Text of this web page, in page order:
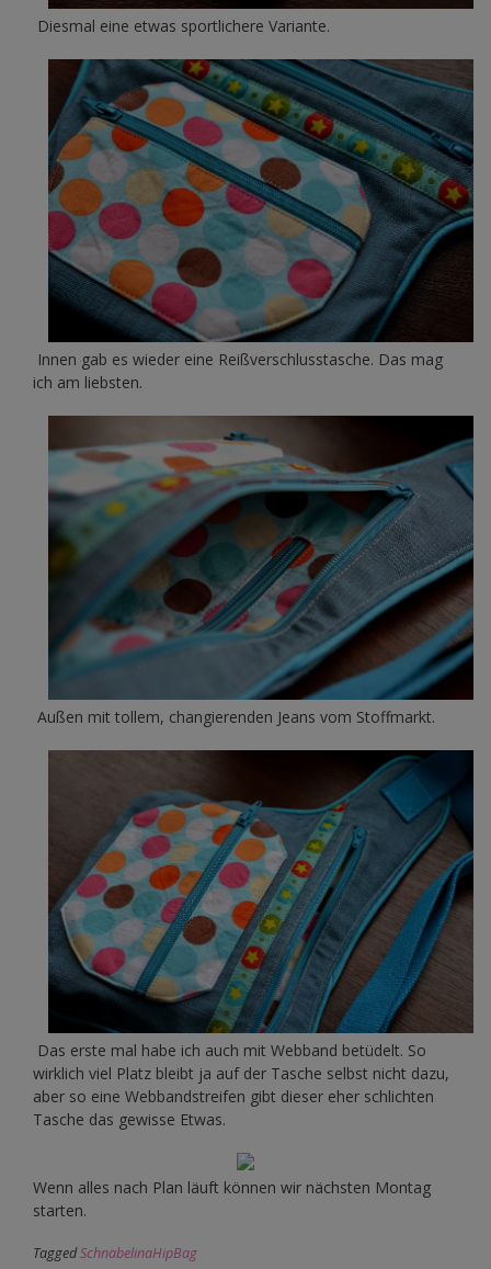
Diesmal eine etwas sportlichere Variante.
Innen gab es wieder eine Reißverschlusstasche. Das mag
ich am liebsten.
Außen mit tollem, changierenden Jeans vom Stoffmarkt.
Das erste mal habe ich auch mit Webband betüdelt. So
wirklich viel Platz bleibt ja auf der Tasche selbst nicht dazu,
aber so eine Webbandstreifen gibt dieser eher schlichten
Tasche das gewisse Etwas.
Wenn alles nach Plan läuft können wir nächsten Montag
starten.
TaggedSchnabelinaHipBag